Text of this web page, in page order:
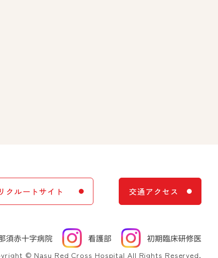
クルートサイト 交通アクセス
© Nasu Red Cross Hospital All Rights Reserved.